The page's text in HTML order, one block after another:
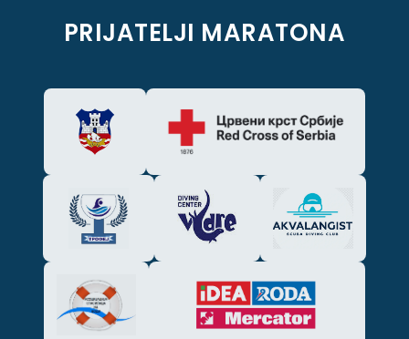
PRIJATELJI MARATONA